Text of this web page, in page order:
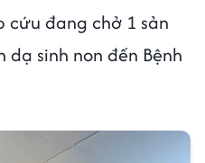
cứu đang chở 1 sản
dạ sinh non đến Bệnh